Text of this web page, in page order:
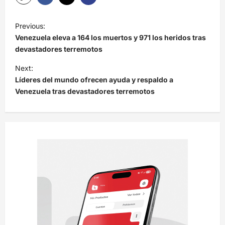
N
a
v
e
g
a
c
Previous:
Venezuela eleva a 164 los muertos y 971 los heridos tras
devastadores terremotos
Next:
Líderes del mundo ofrecen ayuda y respaldo a
Venezuela tras devastadores terremotos